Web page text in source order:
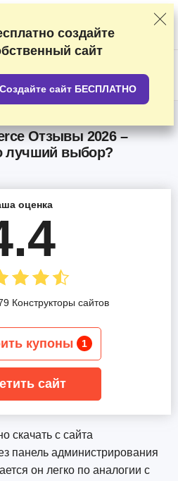
тщательного тестирования
ваши отзывы и наши коммерческие
данной странице содержатся
информации о рекламе
US$
Oтзывы 2026 –
лучший выбор?
скачать с сайта
панель администрирования
он легко по аналогии с
оценка
Конструкторы сайтов
купоны 1
сайт
создайте
сайт
Создайте сайт БЕСПЛАТНО